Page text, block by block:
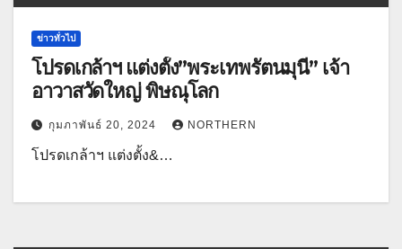
ข่าวทั่วไป
โปรดเกล้าฯ แต่งตั้ง”พระเทพรัตนมุนี” เจ้า
อาวาสวัดใหญ่ พิษณุโลก
กุมภาพันธ์ 20, 2024 NORTHERN
โปรดเกล้าฯ แต่งตั้ง&…